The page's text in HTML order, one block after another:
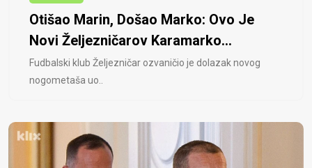
Otišao Marin, Došao Marko: Ovo Je
Novi Željezničarov Karamarko...
Fudbalski klub Željezničar ozvaničio je dolazak novog
nogometaša uo..